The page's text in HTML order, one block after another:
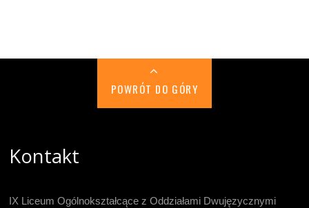
POWRÓT DO GÓRY
Kontakt
IX Liceum Ogólnokształcące z Oddziałami Dwujęzycznymi